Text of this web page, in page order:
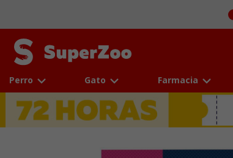
Perro Gato Farmacia